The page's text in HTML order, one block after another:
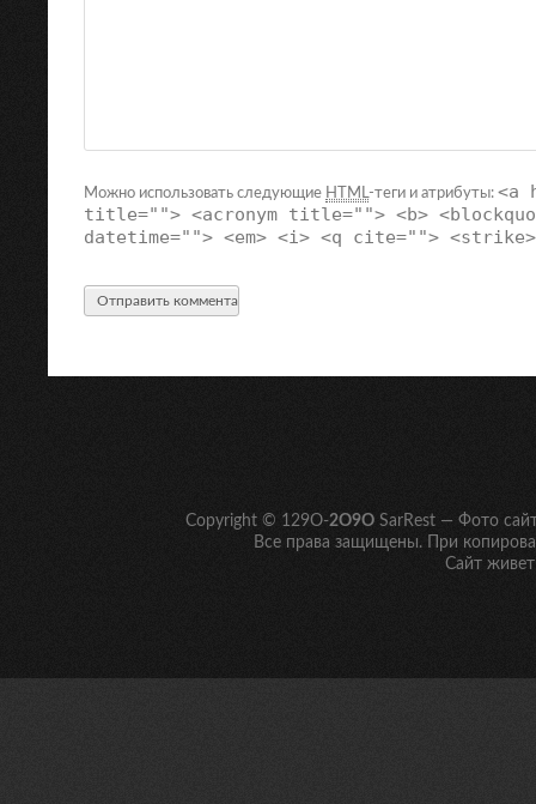
Можно использовать следующие HTML-теги и атрибуты: <a
title=""> <acronym title=""> <b>
datetime=""> <em> <i> <q cite="">
Copyright © 129O-2O9O SarRest — Фото
Все права защищены. При
Сайт живет